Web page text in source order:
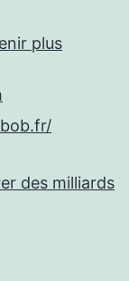
plus
des milliards